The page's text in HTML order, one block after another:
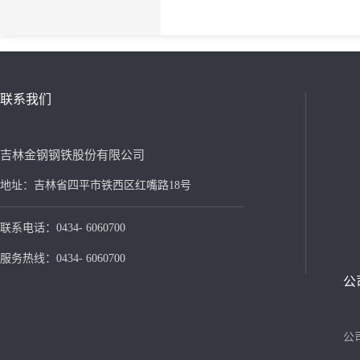
联系我们
吉林金钢钢铁股份有限公司
地址：吉林省四平市铁西区红嘴路18号
联系电话：0434- 6060700
服务热线：0434- 6060700
公
公